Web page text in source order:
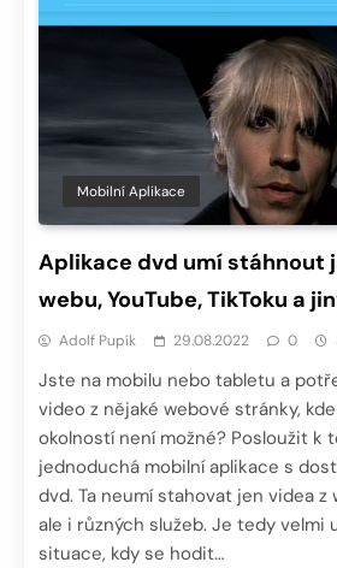
Mobilní Aplikace
Aplikace dvd umí stáhnout
webu, YouTube, TikToku a
Adolf Pupík 29.08.2022 0
Jste na mobilu nebo tabletu a
video z nějaké webové stránky,
okolností není možné? Posloužit k
jednoduchá mobilní aplikace s
dvd. Ta neumí stahovat jen videa z
ale i různých služeb. Je tedy velmi
situace, kdy se hodit…